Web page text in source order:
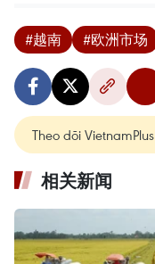
#越南 #欧洲市场
Theo dõi VietnamPlus
相关新闻